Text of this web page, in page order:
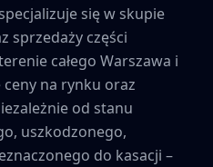
się w skupie
sprzedaży części
całego Warszawa i
na rynku oraz
od stanu
uszkodzonego,
do kasacji –